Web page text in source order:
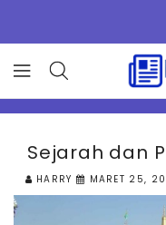
Sejarah dan
HARRY MARET 25,